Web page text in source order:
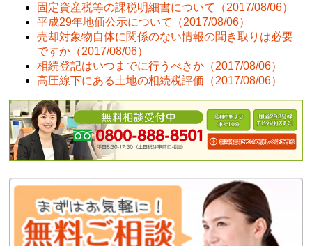
固定資産税等の課税明細書について
（2017/08/06）
平成29年地価公示について
（2017/08/06）
売却対象物自体に関係のない情報の聞き取りは必要
ですか （2017/08/06）
相続登記はいつまでに行うべきか （2017/08/06）
高圧線下にある土地の相続税評価 （2017/08/06）